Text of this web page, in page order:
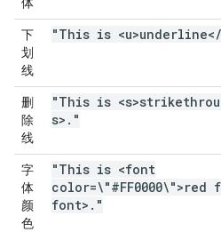
下
划
线
"This is <u>underline</
删
除
线
"This is
s> . "
字
体
颜
色
"This is <font
color=\"#FF0000\">red
font> . "